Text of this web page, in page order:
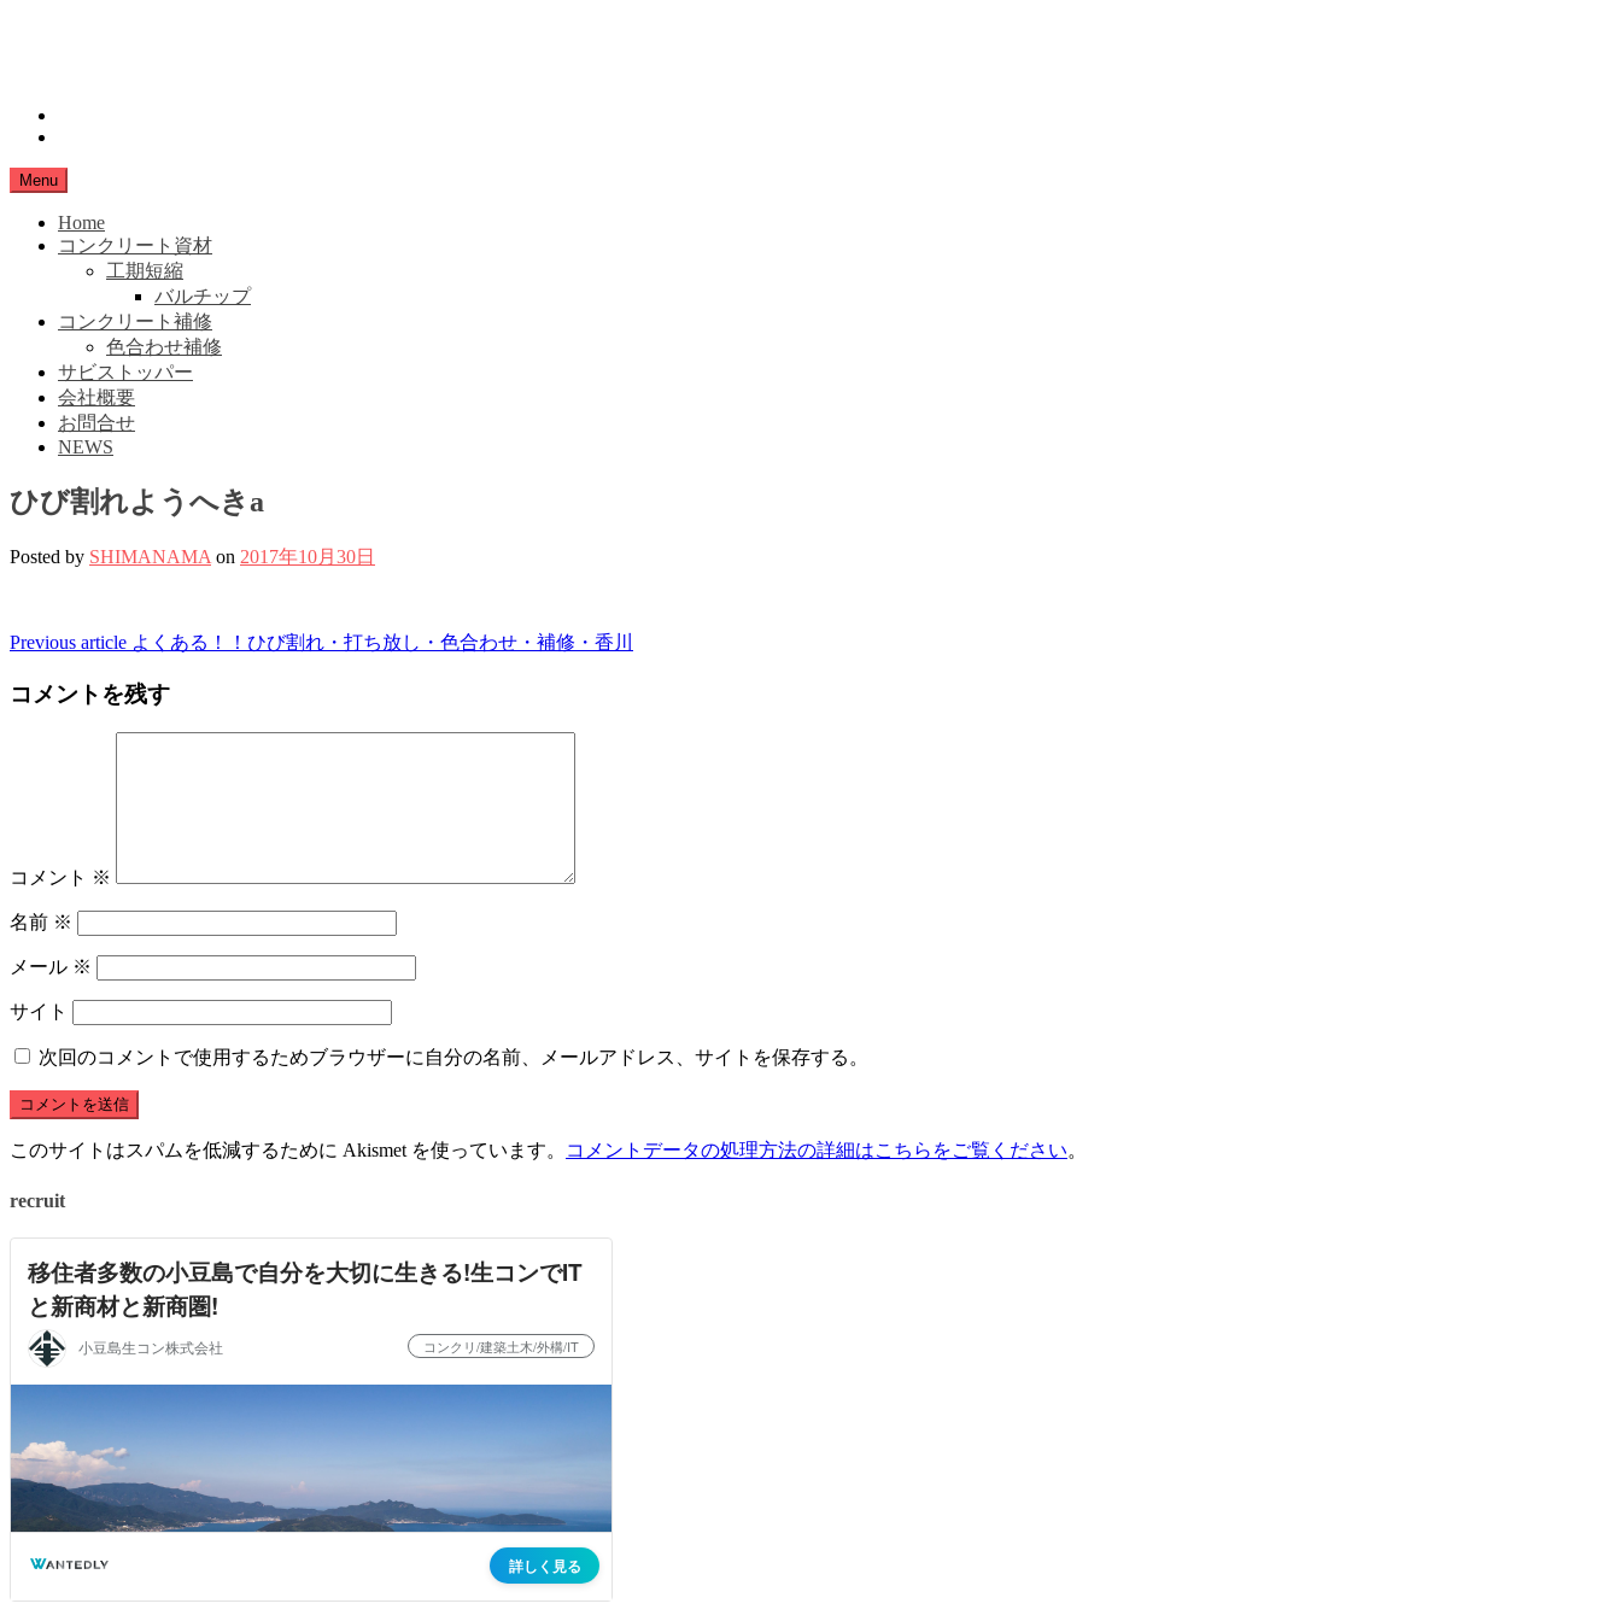
Menu
Home
コンクリート資材
工期短縮
バルチップ
コンクリート補修
色合わせ補修
サビストッパー
会社概要
お問合せ
NEWS
ひび割れようへきa
Posted by SHIMANAMA on 2017年10月30日
Continue
Reading
Previous article よくある！！ひび割れ・打ち放し・色合わせ・補修・香川
コメントを残す
コメント ※
名前 ※
メール ※
サイト
次回のコメントで使用するためブラウザーに自分の名前、メールアドレス、サイトを保存する。
このサイトはスパムを低減するために Akismet を使っています。 コメントデータの処理方法の詳細はこちらをご覧ください。
recruit